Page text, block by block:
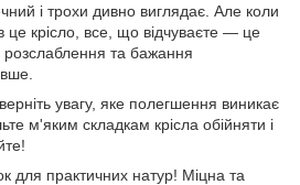
і трохи дивно виглядає. Але коли
це крісло, все, що відчуваєте — це
та бажання
увагу, яке полегшення виникає
м'яким складкам крісла обійняти і
для практичних натур! Міцна та